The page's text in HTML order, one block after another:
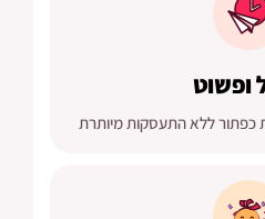
ופשוט
ללא התעסקות מיותרת